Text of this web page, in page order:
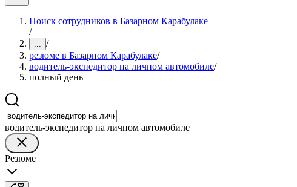
Поиск сотрудников в Базарном Карабулаке
/
... /
резюме в Базарном Карабулаке/
водитель-экспедитор на личном автомобиле/
полный день
водитель-экспедитор на личном автомобиле
Резюме